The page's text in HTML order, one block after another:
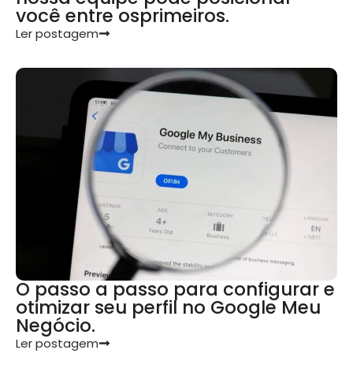
você entre osprimeiros.
Ler postagem
O passo a passo para configurar e
otimizar seu perfil no Google Meu
Negócio.
Ler postagem